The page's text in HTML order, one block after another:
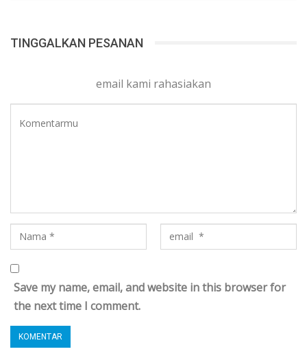
TINGGALKAN PESANAN
email kami rahasiakan
Save my name, email, and website in this browser for
the next time I comment.